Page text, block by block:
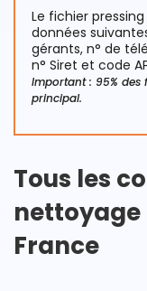
Le fichier
données
gérants, n° de
n° Siret et code
Important : 95%
principal.
Tous les
nettoyage
France